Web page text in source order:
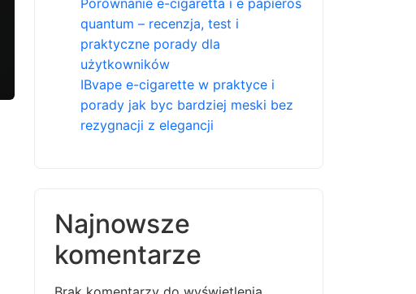
Porównanie e-cigaretta i e papieros
quantum – recenzja, test i
praktyczne porady dla
użytkowników
IBvape e-cigarette w praktyce i
porady jak byc bardziej meski bez
rezygnacji z elegancji
Najnowsze
komentarze